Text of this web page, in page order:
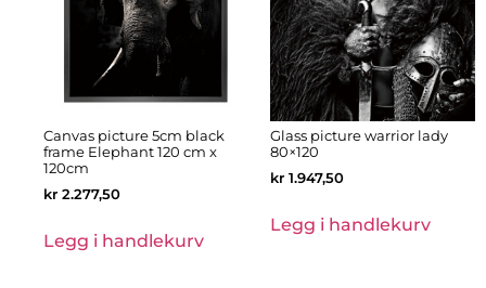
Canvas picture 5cm black
frame Elephant 120 cm x
120cm
kr 2.277,50
Legg i handlekurv
Glass picture warrior lady
80×120
kr 1.947,50
Legg i handlekurv